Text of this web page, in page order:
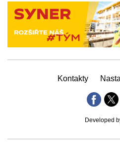
Kontakty
Developed